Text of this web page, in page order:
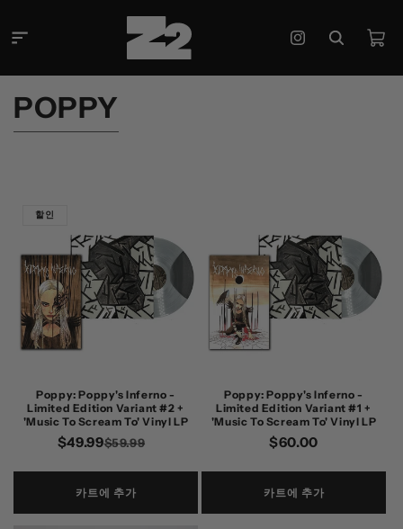
뛰기
Instagram
카
트
컬
렉
POPPY
할인
Poppy: Poppy's Inferno -
Limited Edition Variant #2 +
'Music To Scream To' Vinyl LP
$59.99
$49.99
카트에 추가
Poppy: Poppy's Inferno -
Limited Edition Variant #1 +
'Music To Scream To' Vinyl LP
정
$60.00
카트에 추가